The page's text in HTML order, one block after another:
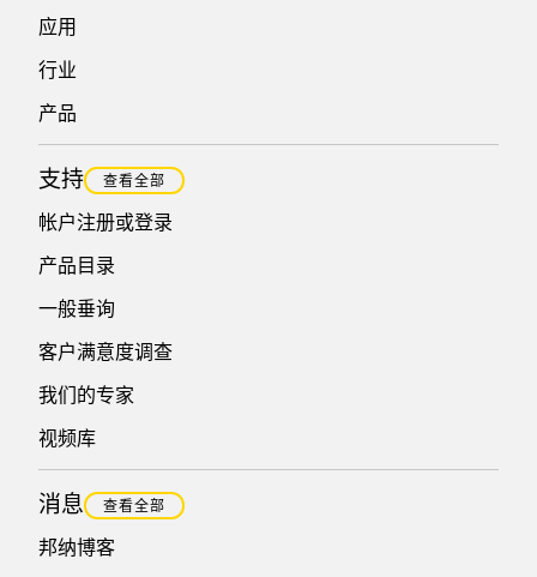
应用
行业
产品
支持 查看全部
帐户注册或登录
产品目录
一般垂询
客户满意度调查
我们的专家
视频库
消息 查看全部
邦纳博客